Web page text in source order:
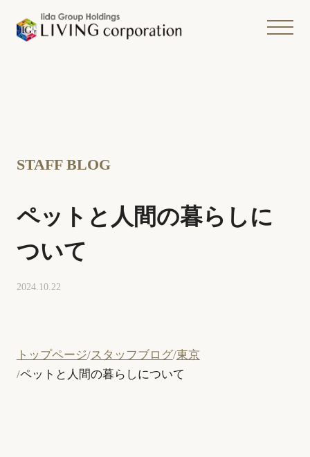
STAFF BLOG
ペットと人間の暮らしに
ついて
2024.10.22
トップページ スタッフブログ 東京
ペットと人間の暮らしについて